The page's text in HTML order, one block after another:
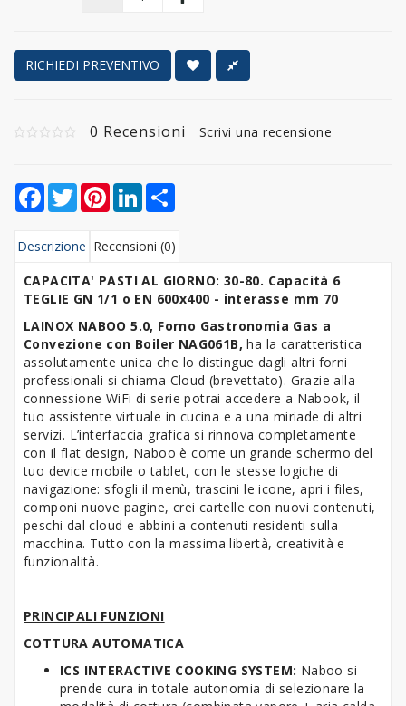
RICHIEDI PREVENTIVO
0 Recensioni Scrivi una recensione
Facebook
TwitterPinterestLinkedIn
Descrizione Recensioni (0)
CAPACITA' PASTI AL GIORNO: 30-80. Capacità 6
TEGLIE GN 1/1 o EN 600x400 - interasse mm 70
LAINOX NABOO 5.0, Forno Gastronomia Gas a
Convezione con Boiler NAG061B,ha la caratteristica
assolutamente unica che lo distingue dagli altri forni
professionali si chiama Cloud (brevettato). Grazie alla
connessione WiFi di serie potrai accedere a Nabook, il
tuo assistente virtuale in cucina e a una miriade di altri
servizi. L’interfaccia grafica si rinnova completamente
con il flat design, Naboo è come un grande schermo del
tuo device mobile o tablet, con le stesse logiche di
navigazione: sfogli il menù, trascini le icone, apri i files,
componi nuove pagine, crei cartelle con nuovi contenuti,
peschi dal cloud e abbini a contenuti residenti sulla
macchina. Tutto con la massima libertà, creatività e
funzionalità.
PRINCIPALI FUNZIONI
COTTURA AUTOMATICA
ICS INTERACTIVE COOKING SYSTEM: Naboo si
prende cura in totale autonomia di selezionare la